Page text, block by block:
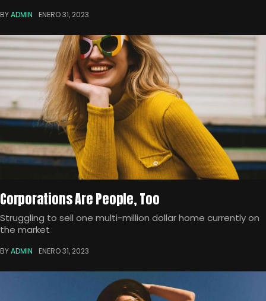
BYADMIN ENERO 31, 2023
Corporations Are People, Too
Struggling to sell one multi-million dollar home currently on
the market
BYADMIN ENERO 31, 2023